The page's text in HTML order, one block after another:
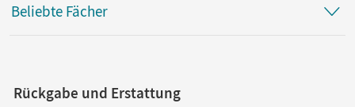
Beliebte Fächer
Rückgabe und Erstattung